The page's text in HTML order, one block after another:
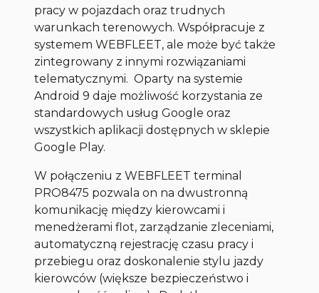
pracy w pojazdach oraz trudnych
warunkach terenowych. Współpracuje z
systemem WEBFLEET, ale może być także
zintegrowany z innymi rozwiązaniami
telematycznymi. Oparty na systemie
Android 9 daje możliwość korzystania ze
standardowych usług Google oraz
wszystkich aplikacji dostępnych w sklepie
Google Play.
W połączeniu z WEBFLEET terminal
PRO8475 pozwala on na dwustronną
komunikację między kierowcami i
menedżerami flot, zarządzanie zleceniami,
automatyczną rejestrację czasu pracy i
przebiegu oraz doskonalenie stylu jazdy
kierowców (większe bezpieczeństwo i